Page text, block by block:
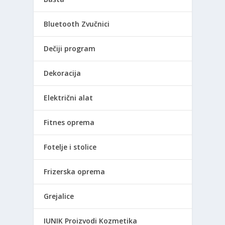
Bluetooth Zvučnici
Dečiji program
Dekoracija
Električni alat
Fitnes oprema
Fotelje i stolice
Frizerska oprema
Grejalice
IUNIK Proizvodi Kozmetika